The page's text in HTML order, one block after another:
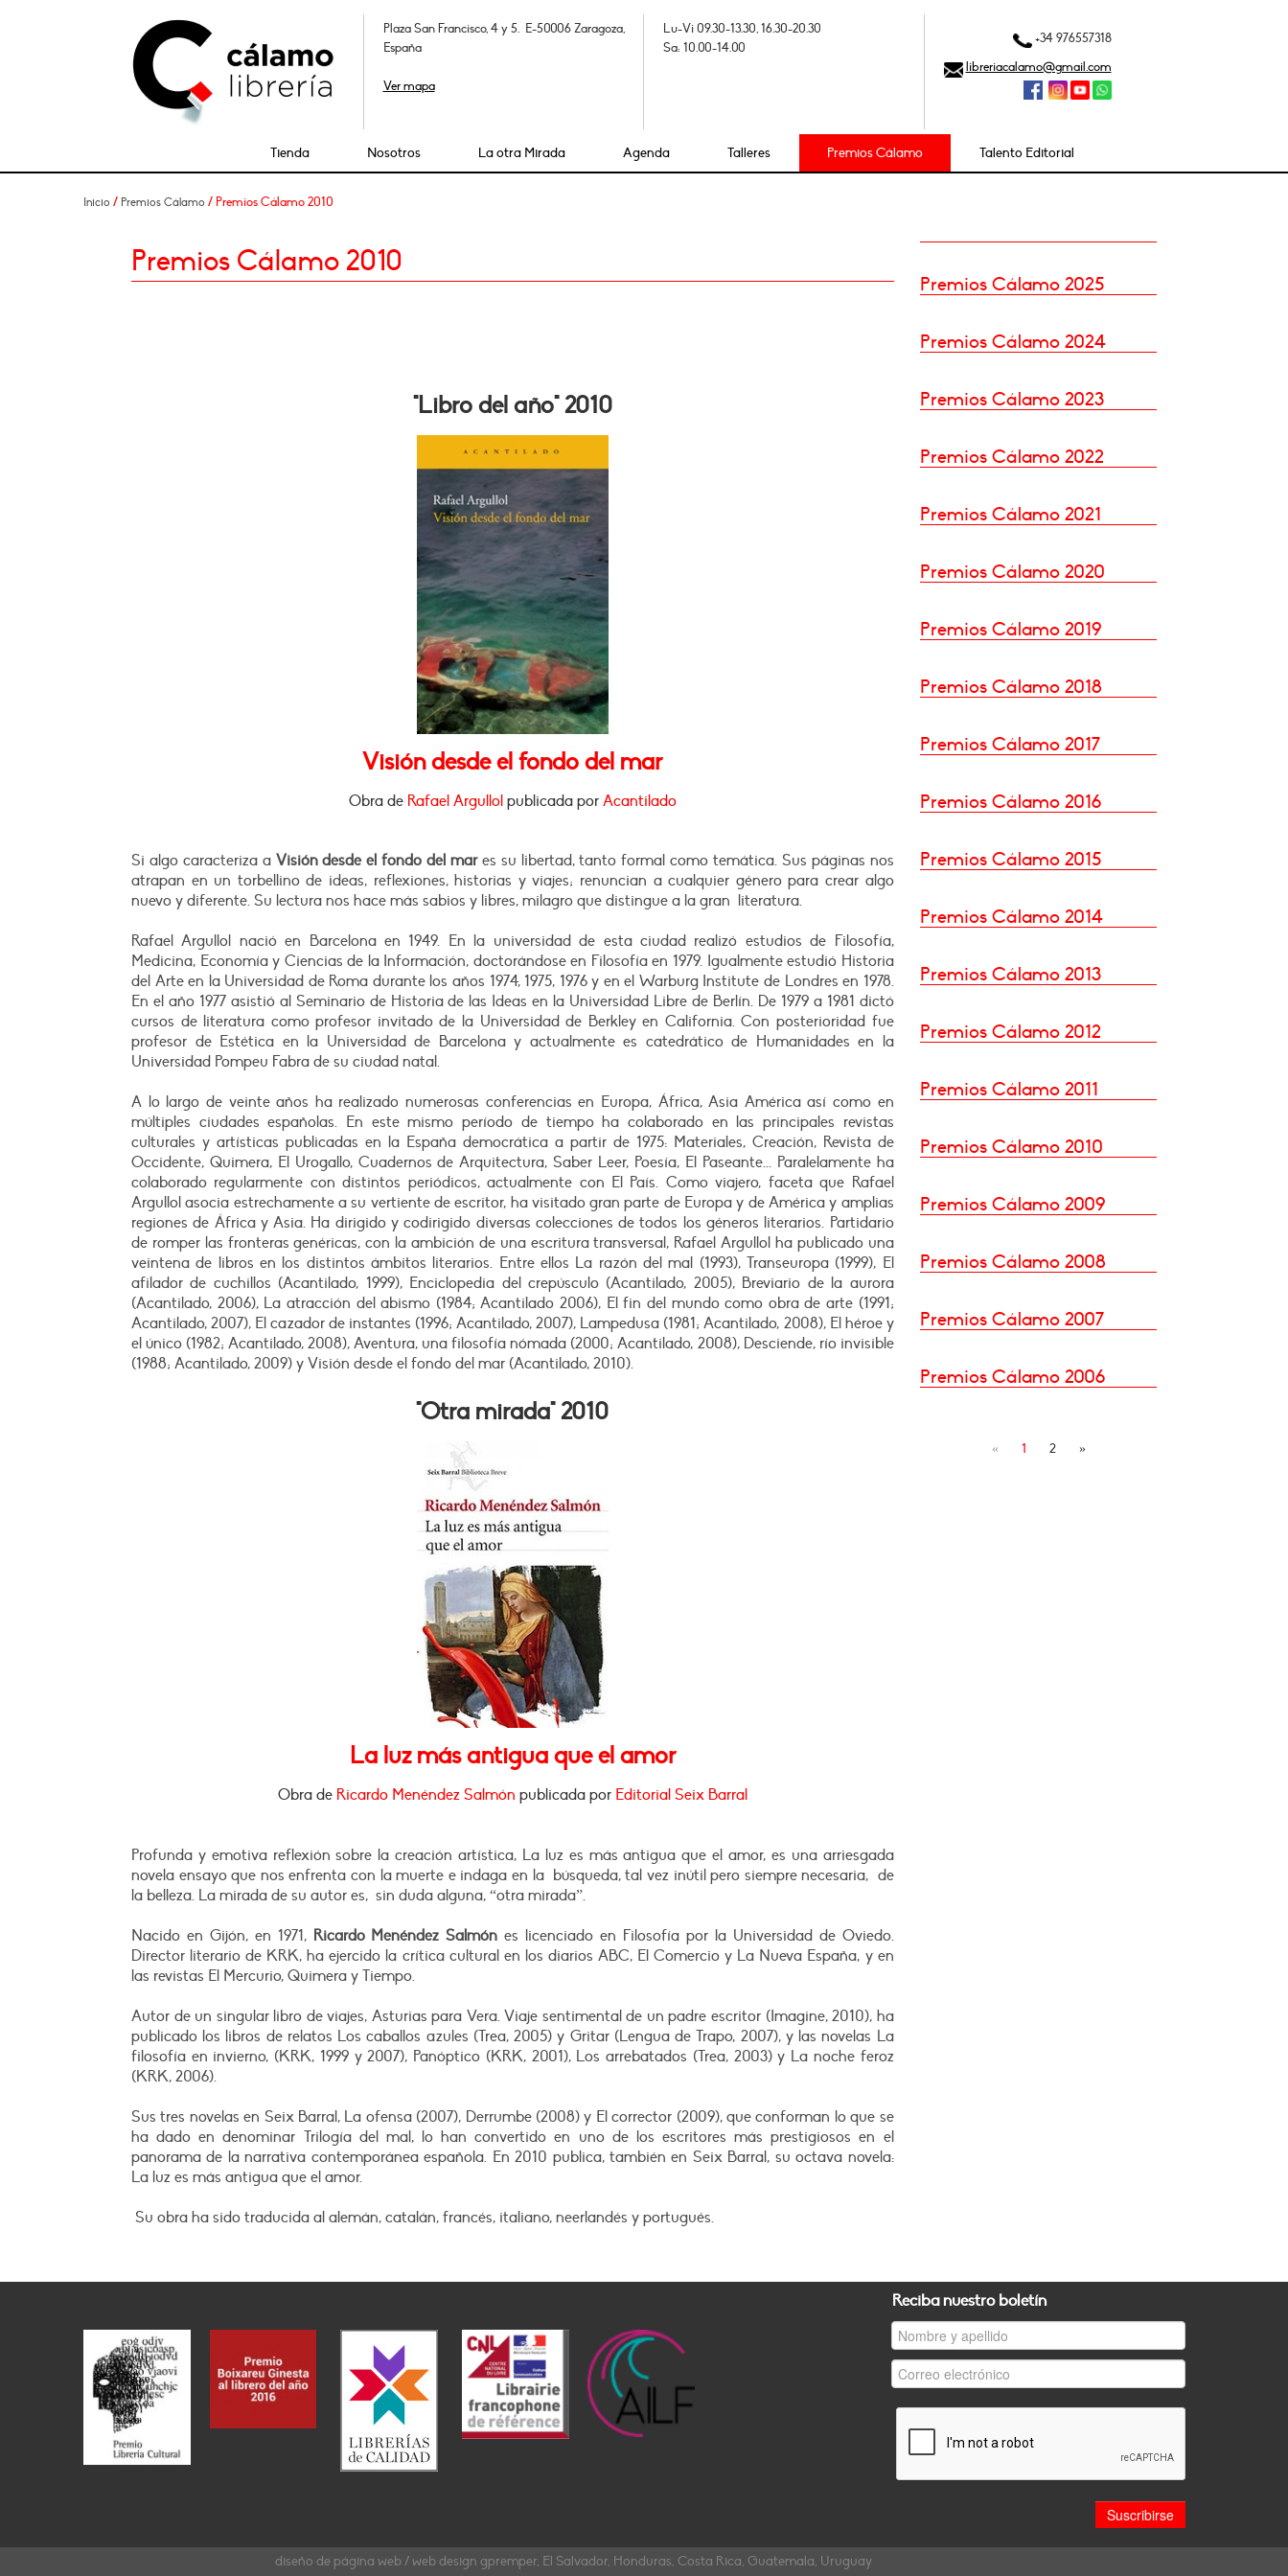
Plaza San Francisco, 4 y 5. E-50006 Zaragoza,
España
Ver mapa
Lu-Vi 09.30-13.30, 16.30-20.30
Sa: 10.00-14.00
+34 976557318
libreriacalamo@gmail.com
Tienda Nosotros La otra Mirada Agenda Talleres Premios Cálamo Talento Editorial
Inicio / Premios Cálamo / Premios Cálamo 2010
Premios Cálamo 2010
"Libro del año" 2010
Visión desde el fondo del mar
Obra de Rafael Argullolpublicada por Acantilado
Si algo caracteriza a Visión desde el fondo del mares su libertad, tanto formal como temática. Sus páginas nos
atrapan en un torbellino de ideas, reflexiones, historias y viajes; renuncian a cualquier género para crear algo
nuevo y diferente. Su lectura nos hace más sabios y libres, milagro que distingue a la gran literatura.
Rafael Argullol nació en Barcelona en 1949. En la universidad de esta ciudad realizó estudios de Filosofía,
Medicina, Economía y Ciencias de la Información, doctorándose en Filosofía en 1979. Igualmente estudió Historia
del Arte en la Universidad de Roma durante los años 1974, 1975, 1976 y en el Warburg Institute de Londres en 1978.
En el año 1977 asistió al Seminario de Historia de las Ideas en la Universidad Libre de Berlín. De 1979 a 1981 dictó
cursos de literatura como profesor invitado de la Universidad de Berkley en California. Con posterioridad fue
profesor de Estética en la Universidad de Barcelona y actualmente es catedrático de Humanidades en la
Universidad Pompeu Fabra de su ciudad natal.
A lo largo de veinte años ha realizado numerosas conferencias en Europa, África, Asia América así como en
múltiples ciudades españolas. En este mismo período de tiempo ha colaborado en las principales revistas
culturales y artísticas publicadas en la España democrática a partir de 1975: Materiales, Creación, Revista de
Occidente, Quimera, El Urogallo, Cuadernos de Arquitectura, Saber Leer, Poesía, El Paseante... Paralelamente ha
colaborado regularmente con distintos periódicos, actualmente con El País. Como viajero, faceta que Rafael
Argullol asocia estrechamente a su vertiente de escritor, ha visitado gran parte de Europa y de América y amplias
regiones de África y Asia. Ha dirigido y codirigido diversas colecciones de todos los géneros literarios. Partidario
de romper las fronteras genéricas, con la ambición de una escritura transversal, Rafael Argullol ha publicado una
veintena de libros en los distintos ámbitos literarios. Entre ellos La razón del mal (1993), Transeuropa (1999), El
afilador de cuchillos (Acantilado, 1999), Enciclopedia del crepúsculo (Acantilado, 2005), Breviario de la aurora
(Acantilado, 2006), La atracción del abismo (1984; Acantilado 2006), El fin del mundo como obra de arte (1991;
Acantilado, 2007), El cazador de instantes (1996; Acantilado, 2007), Lampedusa (1981; Acantilado, 2008), El héroe y
el único (1982; Acantilado, 2008), Aventura, una filosofía nómada (2000; Acantilado, 2008), Desciende, río invisible
(1988; Acantilado, 2009) y Visión desde el fondo del mar (Acantilado, 2010).
"Otra mirada" 2010
La luz más antigua queel amor
Obra de RicardoMenéndez Salmón publicada por Editorial Seix Barral
Profunda y emotiva reflexión sobre la creación artística, La luz es más antigua que el amor, es una arriesgada
novela ensayo que nos enfrenta con la muerte e indaga en la búsqueda, tal vez inútil pero siempre necesaria, de
la belleza. La mirada de su autor es, sin duda alguna, “otra mirada”.
Nacido en Gijón, en 1971, Ricardo Menéndez Salmón es licenciado en Filosofía por la Universidad de Oviedo.
Director literario de KRK, ha ejercido la crítica cultural en los diarios ABC, El Comercio y La Nueva España, y en
las revistas El Mercurio, Quimera y Tiempo.
Autor de un singular libro de viajes, Asturias para Vera. Viaje sentimental de un padre escritor (Imagine, 2010), ha
publicado los libros de relatos Los caballos azules (Trea, 2005) y Gritar (Lengua de Trapo, 2007), y las novelas La
filosofía en invierno, (KRK, 1999 y 2007), Panóptico (KRK, 2001), Los arrebatados (Trea, 2003) y La noche feroz
(KRK, 2006).
Sus tres novelas en Seix Barral, La ofensa (2007), Derrumbe (2008) y El corrector (2009), que conforman lo que se
ha dado en denominar Trilogía del mal, lo han convertido en uno de los escritores más prestigiosos en el
panorama de la narrativa contemporánea española. En 2010 publica, también en Seix Barral, su octava novela:
La luz es más antigua que el amor.
Su obra ha sido traducida al alemán, catalán, francés, italiano, neerlandés y portugués.
Premios Cálamo 2025
Premios Cálamo 2024
Premios Cálamo 2023
Premios Cálamo 2022
Premios Cálamo 2021
Premios Cálamo 2020
Premios Cálamo 2019
Premios Cálamo 2018
Premios Cálamo 2017
Premios Cálamo 2016
Premios Cálamo 2015
Premios Cálamo 2014
Premios Cálamo 2013
Premios Cálamo 2012
Premios Cálamo 2011
Premios Cálamo 2010
Premios Cálamo 2009
Premios Cálamo 2008
Premios Cálamo 2007
Premios Cálamo 2006
« 1 2 »
Reciba nuestro boletín
diseño de página web / web design gpremper, El Salvador, Honduras, Costa Rica, Guatemala, Uruguay